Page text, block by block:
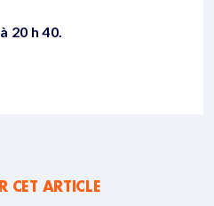
20 h 40.
CET ARTICLE